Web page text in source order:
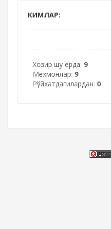
КИМЛАР:
Хозир шу ерда: 9
Мехмонлар: 9
Рўйхатдагилардан: 0